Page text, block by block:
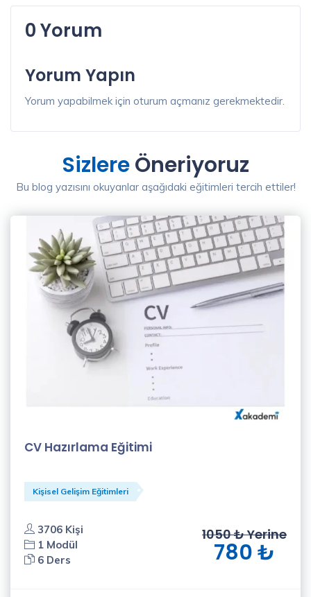
0 Yorum
Yorum Yapın
Yorum yapabilmek için oturum açmanız gerekmektedir.
SizlereÖneriyoruz
Bu blog yazısını okuyanlar aşağıdaki eğitimleri tercih ettiler!
CV Hazırlama Eğitimi
Kişisel Gelişim Eğitimleri
3706 Kişi
1 Modül
6 Ders
1050 ₺ Yerine
780 ₺